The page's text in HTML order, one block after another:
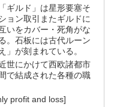
ギルド」は星形要塞そ
ョン取引またギルドに
いをカバー・死角がな
。石板には古代ルーン
」が刻まれている。
世にかけて西欧諸都市
で結成された各種の職
profit and loss]